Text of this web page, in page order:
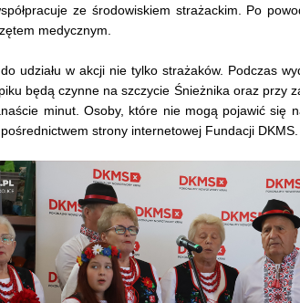
ze środowiskiem strażackim. Po
medycznym.
udziału w akcji nie tylko strażaków. Podczas
będą czynne na szczycie Śnieżnika oraz przy
minut. Osoby, które nie mogą pojawić się
strony internetowej Fundacji DKMS.